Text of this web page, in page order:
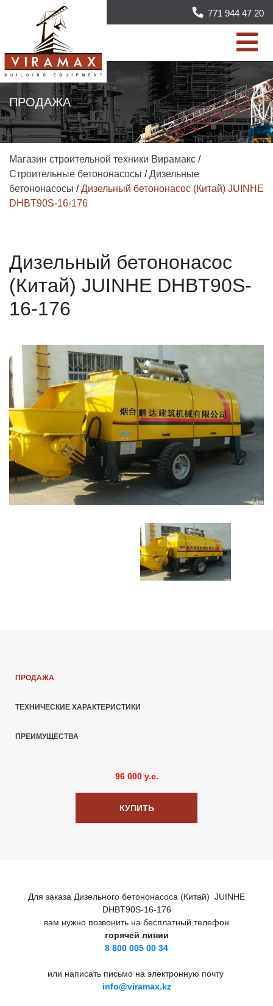
771 944 47 20
ПРОДАЖА
Магазин строительной техники Вирамакс /
Строительные бетононасосы /Дизельные
бетононасосы /Дизельный бетононасос (Китай) JUINHE
DHBT90S-16-176
Дизельный бетононасос
(Китай) JUINHE DHBT90S-
16-176
ПРОДАЖА
ТЕХНИЧЕСКИЕ ХАРАКТЕРИСТИКИ
ПРЕИМУЩЕСТВА
96 000 y.e.
КУПИТЬ
Для заказа Дизельного бетононасоса (Китай) JUINHE
DHBT90S-16-176
вам нужно позвонить на бесплатный телефон
горячей линии
8 800 005 00 34
или написать письмо на электронную почту
info@viramax.kz